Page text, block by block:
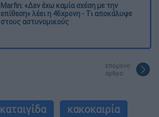
Marfin: «Δεν έχω καμία σχέση με την
επίθεση» λέει η 46χρονη - Τι αποκάλυψε
στους αστυνομικούς
επόμενο
άρθρο
καταιγίδα
κακοκαιρία